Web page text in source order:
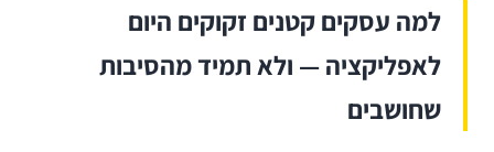
למה עסקים קטנים זקוקים היום
לאפליקציה — ולא תמיד מהסיבות
שחושבים